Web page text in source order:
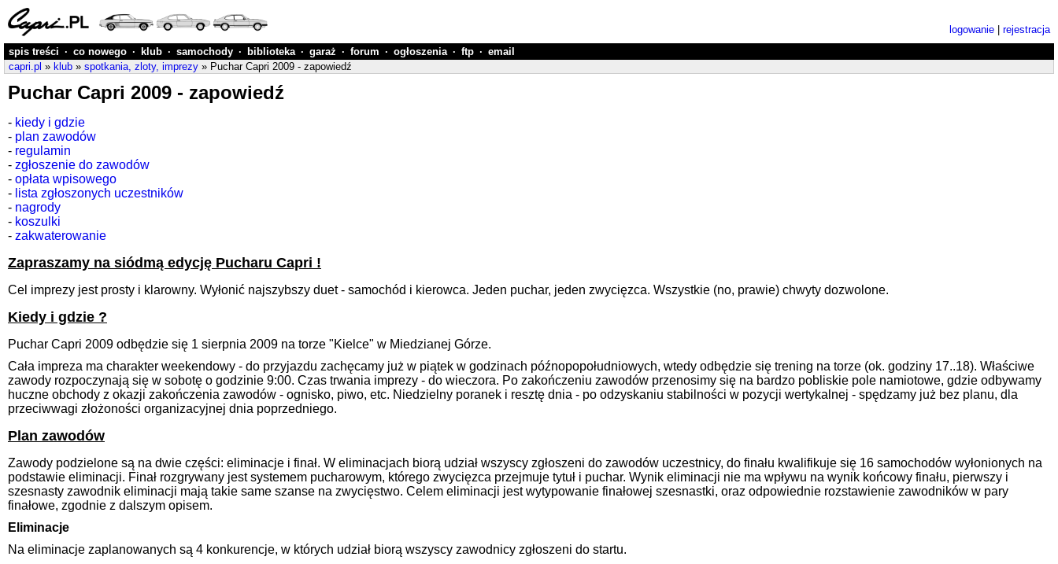
logowanie
rejestracja
spis treści · co nowego · klub · samochody · biblioteka · garaż · forum · ogłoszenia · ftp · email
capri.pl » klub » spotkania, zloty, imprezy » Puchar Capri 2009 - zapowiedź
Puchar Capri 2009 - zapowiedź
- kiedy i gdzie
- plan zawodów
- regulamin
- zgłoszenie do zawodów
- opłata wpisowego
- lista zgłoszonych uczestników
- nagrody
- koszulki
- zakwaterowanie
Zapraszamy na siódmą edycję Pucharu Capri !
Cel imprezy jest prosty i klarowny. Wyłonić najszybszy duet - samochód i kierowca. Jeden puchar, jeden zwycięzca. Wszystkie (no, prawie) chwyty dozwolone.
Kiedy i gdzie ?
Puchar Capri 2009 odbędzie się 1 sierpnia 2009 na torze "Kielce" w Miedzianej Górze.
Cała impreza ma charakter weekendowy - do przyjazdu zachęcamy już w piątek w godzinach późnopopołudniowych, wtedy odbędzie się trening na torze (ok. godziny 17..18). Właściwe
zawody rozpoczynają się w sobotę o godzinie 9:00. Czas trwania imprezy - do wieczora. Po zakończeniu zawodów przenosimy się na bardzo pobliskie pole namiotowe, gdzie odbywamy
huczne obchody z okazji zakończenia zawodów - ognisko, piwo, etc. Niedzielny poranek i resztę dnia - po odzyskaniu stabilności w pozycji wertykalnej - spędzamy już bez planu, dla
przeciwwagi złożoności organizacyjnej dnia poprzedniego.
Plan zawodów
Zawody podzielone są na dwie części: eliminacje i finał. W eliminacjach biorą udział wszyscy zgłoszeni do zawodów uczestnicy, do finału kwalifikuje się 16 samochodów wyłonionych na
podstawie eliminacji. Finał rozgrywany jest systemem pucharowym, którego zwycięzca przejmuje tytuł i puchar. Wynik eliminacji nie ma wpływu na wynik końcowy finału, pierwszy i
szesnasty zawodnik eliminacji mają takie same szanse na zwycięstwo. Celem eliminacji jest wytypowanie finałowej szesnastki, oraz odpowiednie rozstawienie zawodników w pary
finałowe, zgodnie z dalszym opisem.
Eliminacje
Na eliminacje zaplanowanych są 4 konkurencje, w których udział biorą wszyscy zawodnicy zgłoszeni do startu.